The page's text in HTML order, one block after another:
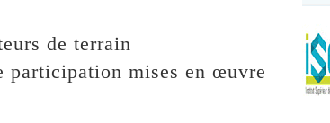
de terrain
mises en œuvre